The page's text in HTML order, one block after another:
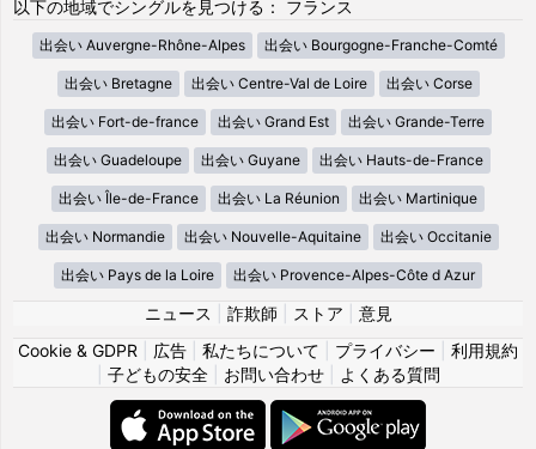
以下の地域でシングルを見つける： フランス
出会い Auvergne-Rhône-Alpes 出会い Bourgogne-Franche-Comté
出会い Bretagne 出会い Centre-Val de Loire 出会い Corse
出会い Fort-de-france 出会い Grand Est 出会い Grande-Terre
出会い Guadeloupe 出会い Guyane 出会い Hauts-de-France
出会い Île-de-France 出会い La Réunion 出会い Martinique
出会い Normandie 出会い Nouvelle-Aquitaine 出会い Occitanie
出会い Pays de la Loire 出会い Provence-Alpes-Côte d Azur
ニュース 詐欺師 ストア
意見
Cookie & GDPR
広告 私たちについて プライバシー
利用規約
子どもの安全| お問い合わせ| よくある質問